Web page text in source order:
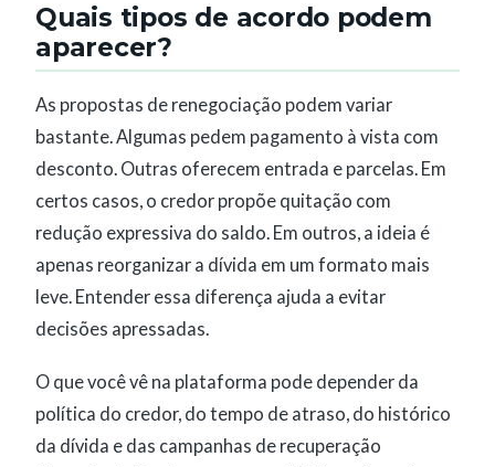
Quais tipos de acordo podem
aparecer?
As propostas de renegociação podem variar
bastante. Algumas pedem pagamento à vista com
desconto. Outras oferecem entrada e parcelas. Em
certos casos, o credor propõe quitação com
redução expressiva do saldo. Em outros, a ideia é
apenas reorganizar a dívida em um formato mais
leve. Entender essa diferença ajuda a evitar
decisões apressadas.
O que você vê na plataforma pode depender da
política do credor, do tempo de atraso, do histórico
da dívida e das campanhas de recuperação